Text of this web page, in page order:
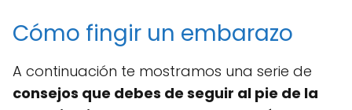
Cómo fingir un embarazo
A continuación te mostramos una serie de
consejos que debes de seguir al pie de la